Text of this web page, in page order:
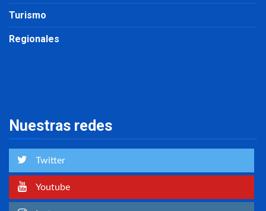
Turismo
Regionales
Nuestras redes
Twitter
Youtube